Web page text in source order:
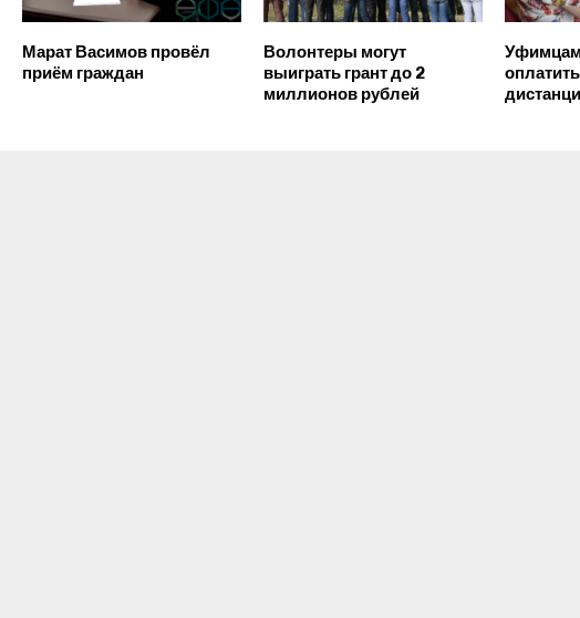
Марат Васимов провёл
приём граждан
Волонтеры могут
выиграть грант до 2
миллионов рублей
Уфимцам